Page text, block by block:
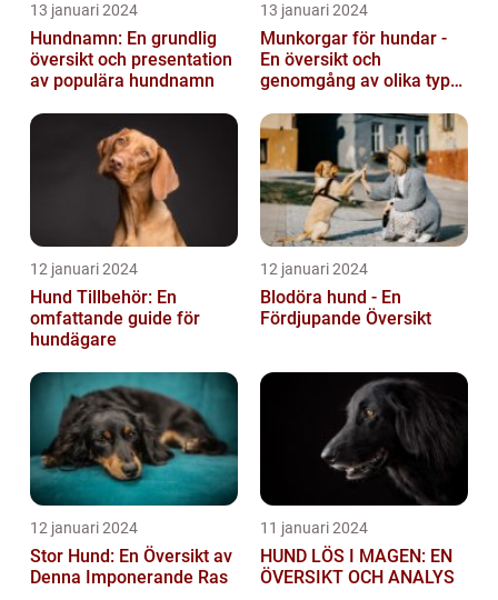
13 januari 2024
Hundnamn: En grundlig
översikt och presentation
av populära hundnamn
13 januari 2024
Munkorgar för hundar -
En översikt och
genomgång av olika typer
och nackde...
12 januari 2024
Hund Tillbehör: En
omfattande guide för
hundägare
12 januari 2024
Blodöra hund - En
Fördjupande Översikt
12 januari 2024
Stor Hund: En Översikt av
Denna Imponerande Ras
11 januari 2024
HUND LÖS I MAGEN: EN
ÖVERSIKT OCH ANALYS